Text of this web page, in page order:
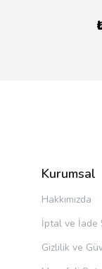
Kurumsal
Hakkımızda
İptal ve İade
Gizlilik ve